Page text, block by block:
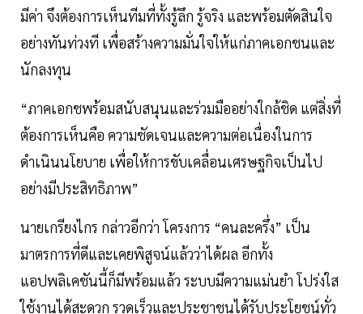
มีค่า จึงต้องการเห็นทีมที่ทั้งรู้ลึก รู้จริง และพร้อมตัดสินใจ
อย่างทันท่วงที เพื่อสร้างความมั่นใจให้แก่ภาคเอกชนและ
นักลงทุน
“ภาคเอกชพร้อมสนับสนุนและร่วมมืออย่างใกล้ชิด แต่สิ่งที่
ต้องการเห็นคือ ความชัดเจนและความต่อเนื่องในการ
ดำเนินนโยบาย เพื่อให้การขับเคลื่อนเศรษฐกิจเป็นไป
อย่างมีประสิทธิภาพ”
นายเกรียงไกร กล่าวอีกว่า โครงการ “คนละครึ่ง” เป็น
มาตรการที่ดีและเคยพิสูจน์แล้วว่าได้ผล อีกทั้ง
แอปพลิเคชันนี้ก็มีพร้อมแล้ว ระบบมีความแม่นยำ โปร่งใส
ใช้งานได้สะดวก รวดเร็วและประชาชนได้รับประโยชน์ทั่ว